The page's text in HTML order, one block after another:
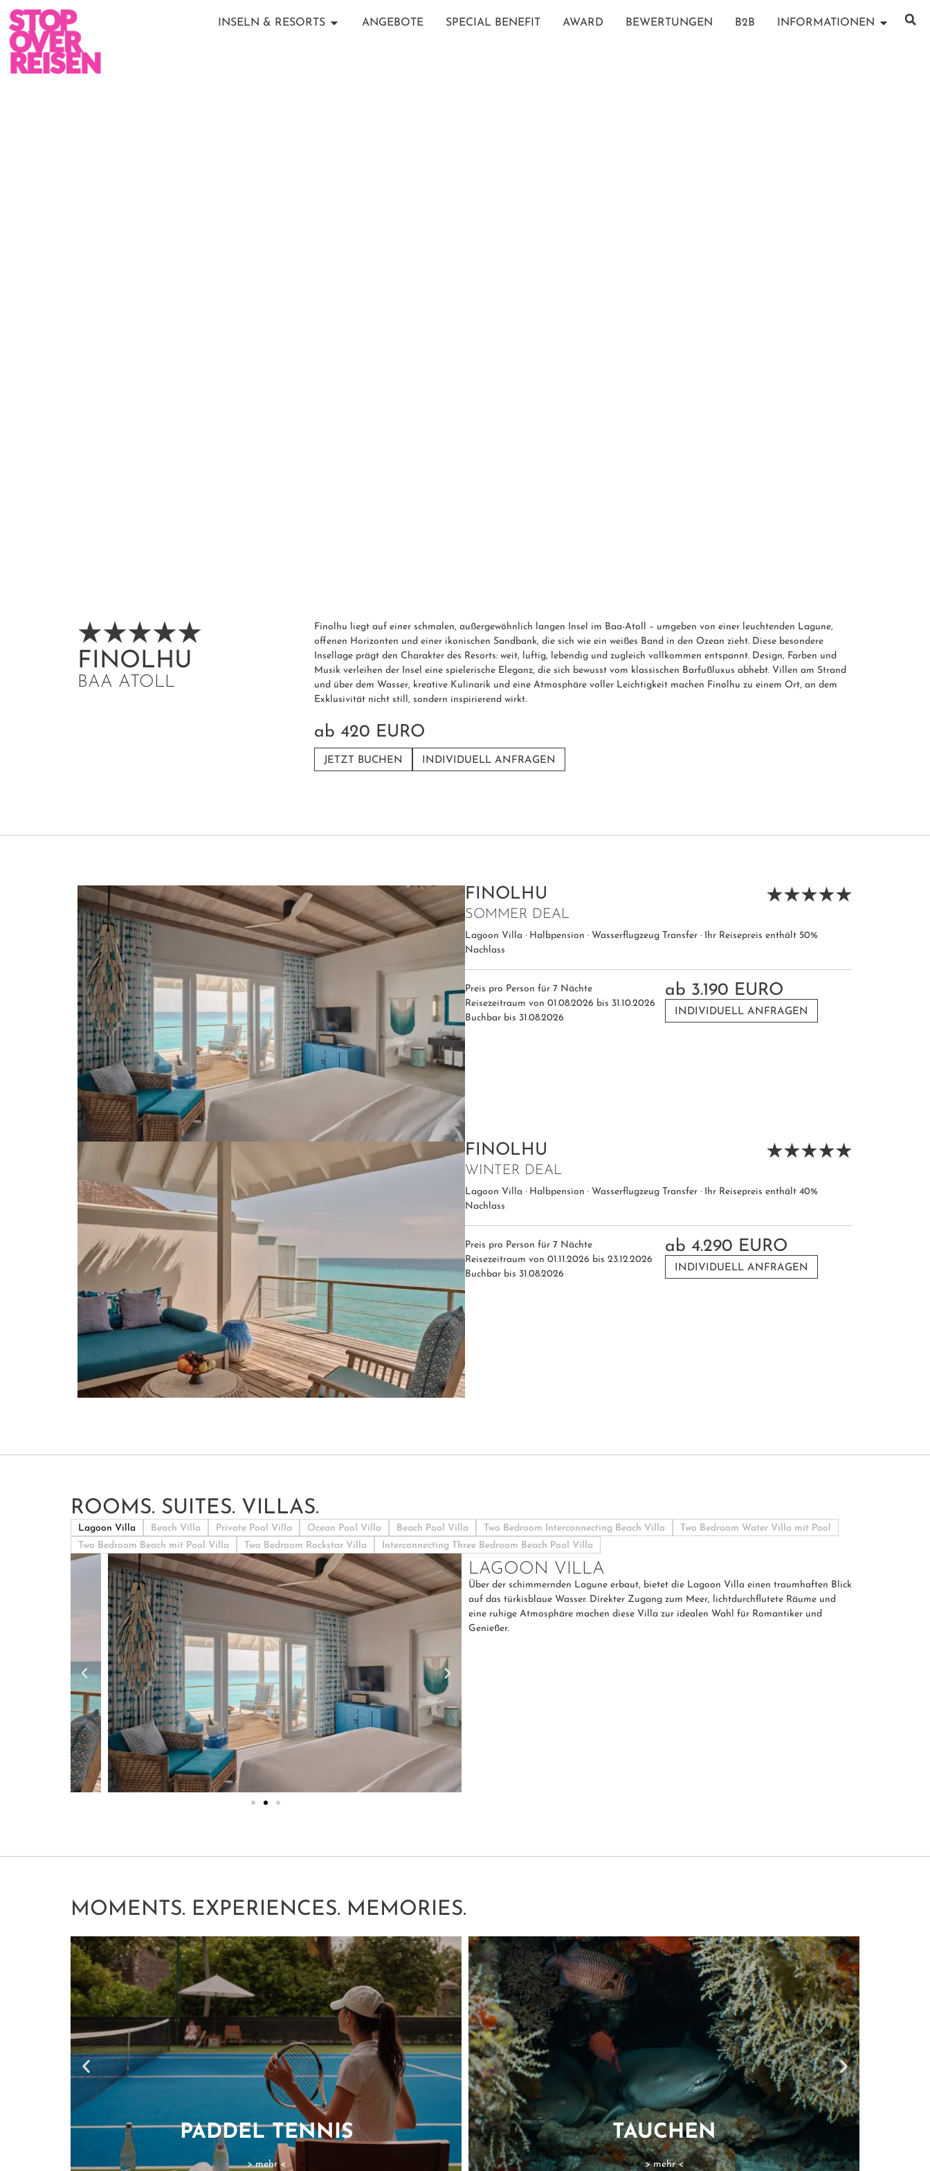
INSELN & RESORTS ANGEBOTE SPECIAL BENEFIT AWARD BEWERTUNGEN B2B INFORMATIONEN
FINOLHU
BAA ATOLL
Finolhu liegt auf einer schmalen, außergewöhnlich langen Insel im Baa-Atoll – umgeben von einer leuchtenden Lagune,
offenen Horizonten und einer ikonischen Sandbank, die sich wie ein weißes Band in den Ozean zieht. Diese besondere
Insellage prägt den Charakter des Resorts: weit, luftig, lebendig und zugleich vollkommen entspannt. Design, Farben und
Musik verleihen der Insel eine spielerische Eleganz, die sich bewusst vom klassischen Barfußluxus abhebt. Villen am Strand
und über dem Wasser, kreative Kulinarik und eine Atmosphäre voller Leichtigkeit machen Finolhu zu einem Ort, an dem
Exklusivität nicht still, sondern inspirierend wirkt.
ab 420 EURO
JETZT BUCHEN INDIVIDUELL ANFRAGEN
FINOLHU
SOMMER DEAL
Lagoon Villa · Halbpension · Wasserflugzeug Transfer · Ihr Reisepreis enthält 50%
Nachlass
Preis pro Person für 7 Nächte
Reisezeitraum von 01.08.2026 bis 31.10.2026
Buchbar bis 31.08.2026
ab 3.190 EURO
INDIVIDUELL ANFRAGEN
FINOLHU
WINTER DEAL
Lagoon Villa · Halbpension · Wasserflugzeug Transfer · Ihr Reisepreis enthält 40%
Nachlass
Preis pro Person für 7 Nächte
Reisezeitraum von 01.11.2026 bis 23.12.2026
Buchbar bis 31.08.2026
ab 4.290 EURO
INDIVIDUELL ANFRAGEN
ROOMS. SUITES. VILLAS.
Lagoon Villa Beach Villa Private Pool Villa Ocean Pool Villa Beach Pool Villa Two Bedroom Interconnecting Beach Villa
Two Bedroom Water Villa mit Pool
Two Bedroom Beach mit Pool Villa
Two Bedroom Rockstar Villa Interconnecting Three Bedroom Beach Pool Villa
LAGOON VILLA
Über der schimmernden Lagune erbaut, bietet die Lagoon Villa einen traumhaften Blick
auf das türkisblaue Wasser. Direkter Zugang zum Meer, lichtdurchflutete Räume und
eine ruhige Atmosphäre machen diese Villa zur idealen Wahl für Romantiker und
Genießer.
MOMENTS. EXPERIENCES. MEMORIES.
TAUCHEN
> mehr <
TENNIS
> mehr <